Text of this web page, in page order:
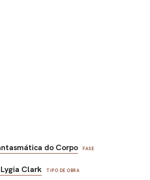
do Corpo FASE
Clark TIPO DE OBRA